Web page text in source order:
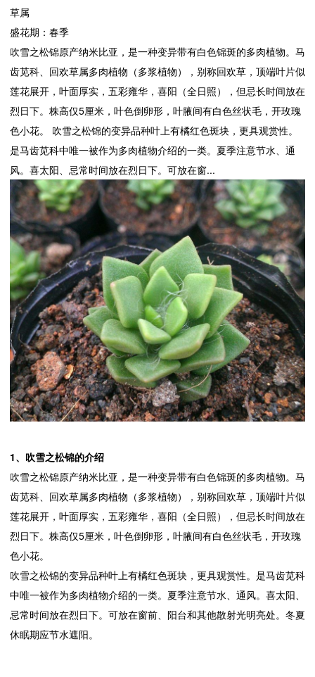
草属
盛花期：春季
吹雪之松锦原产纳米比亚，是一种变异带有白色锦斑的多肉植物。马
齿苋科、回欢草属多肉植物（多浆植物），别称回欢草，顶端叶片似
莲花展开，叶面厚实，五彩雍华，喜阳（全日照），但忌长时间放在
烈日下。株高仅5厘米，叶色倒卵形，叶腋间有白色丝状毛，开玫瑰
色小花。 吹雪之松锦的变异品种叶上有橘红色斑块，更具观赏性。
是马齿苋科中唯一被作为多肉植物介绍的一类。夏季注意节水、通
风。喜太阳、忌常时间放在烈日下。可放在窗...
1、吹雪之松锦的介绍
吹雪之松锦原产纳米比亚，是一种变异带有白色锦斑的多肉植物。马
齿苋科、回欢草属多肉植物（多浆植物），别称回欢草，顶端叶片似
莲花展开，叶面厚实，五彩雍华，喜阳（全日照），但忌长时间放在
烈日下。株高仅5厘米，叶色倒卵形，叶腋间有白色丝状毛，开玫瑰
色小花。
吹雪之松锦的变异品种叶上有橘红色斑块，更具观赏性。是马齿苋科
中唯一被作为多肉植物介绍的一类。夏季注意节水、通风。喜太阳、
忌常时间放在烈日下。可放在窗前、阳台和其他散射光明亮处。冬夏
休眠期应节水遮阳。